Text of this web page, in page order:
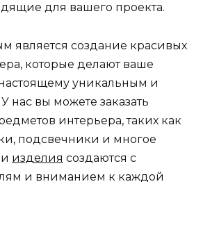
для вашего проекта.
является создание красивых
которые делают ваше
уникальным и
нас вы можете заказать
интерьера, таких как
подсвечники и многое
изделия создаются с
и вниманием к каждой